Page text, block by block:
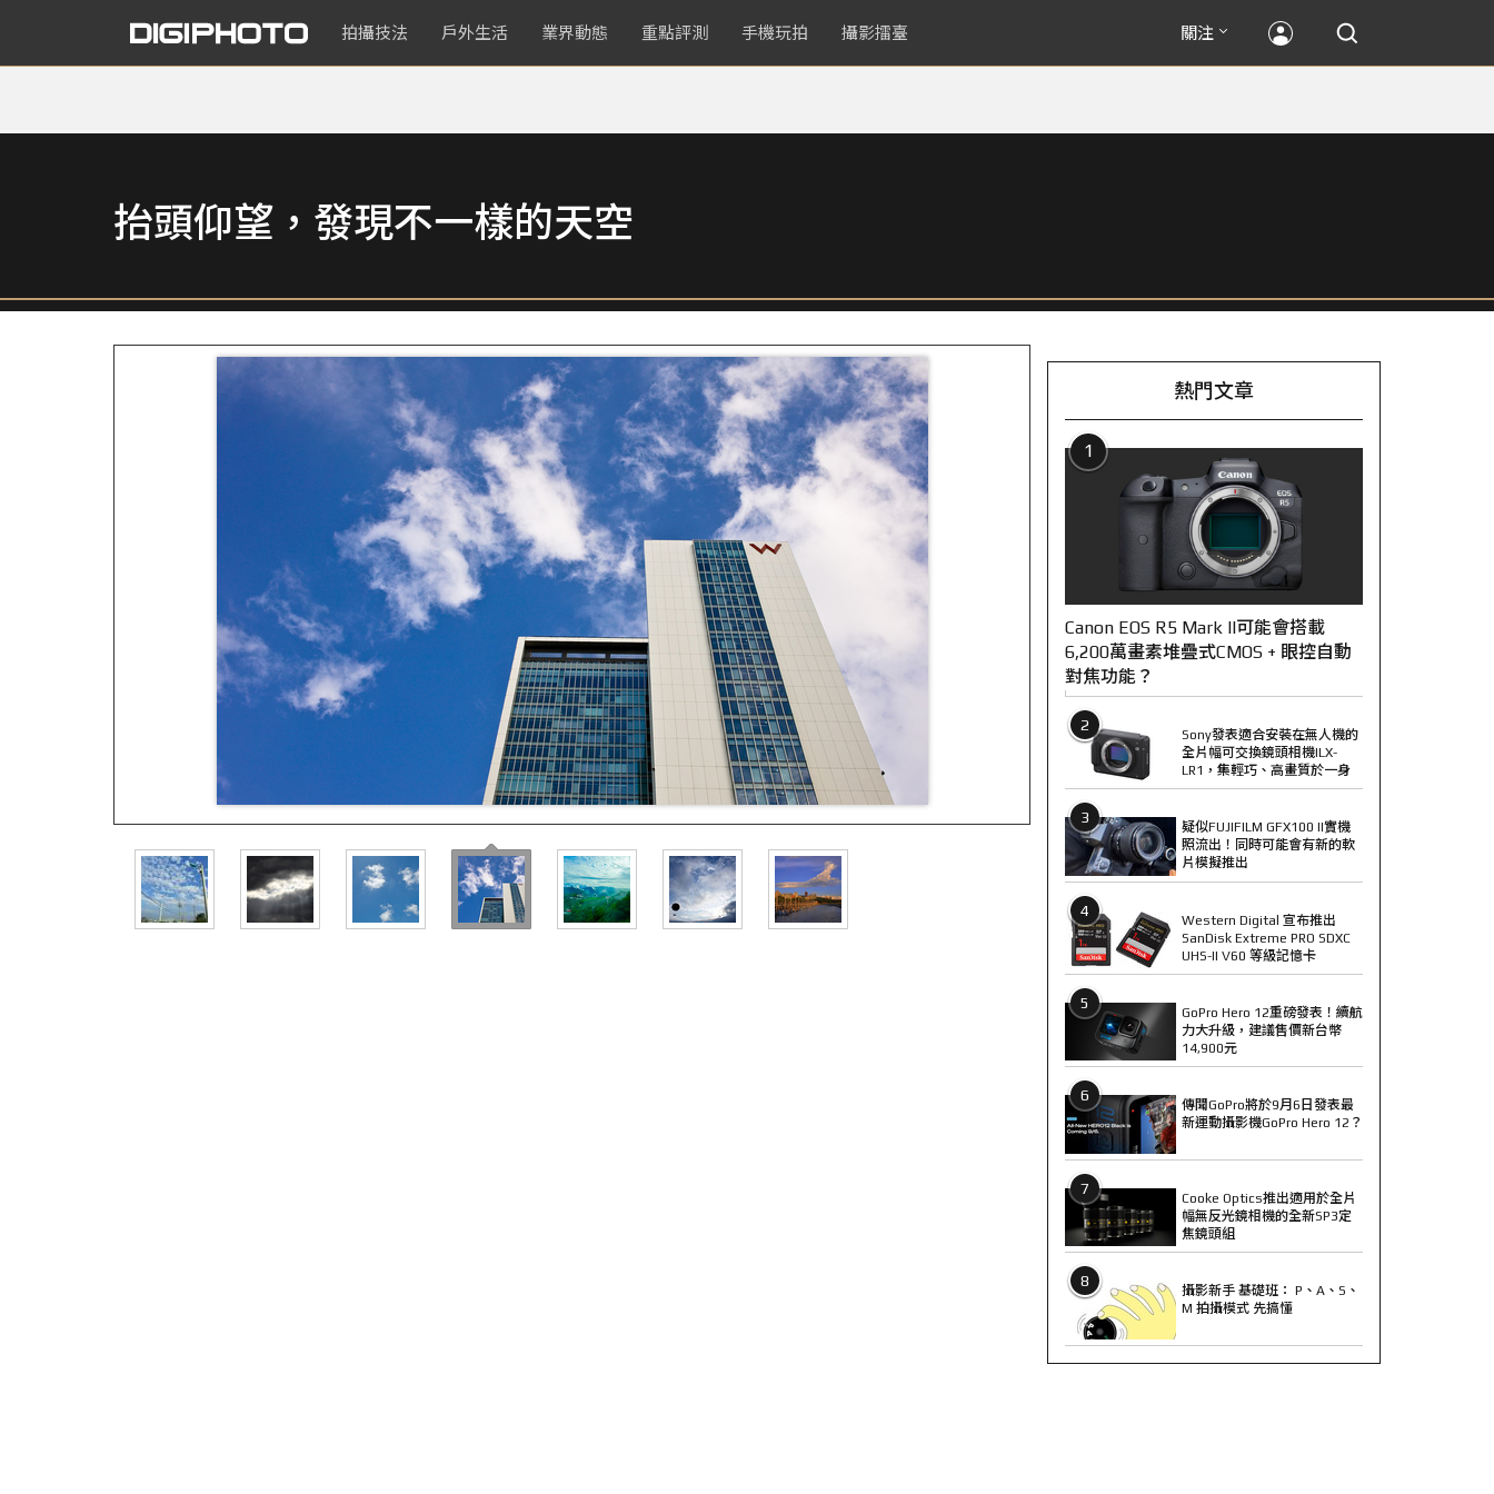
拍攝技法 戶外生活 業界動態 重點評測 手機玩拍 攝影擂臺 關注
抬頭仰望，發現不一樣的天空
熱門文章
1
Canon EOS R5 Mark II可能會搭載
6,200萬畫素堆疊式CMOS + 眼控自動
對焦功能？
2
Sony發表適合安裝在無人機的
全片幅可交換鏡頭相機ILX-
LR1，集輕巧、高畫質於一身
3
疑似FUJIFILM GFX100 II實機
照流出！同時可能會有新的軟
片模擬推出
4
Western Digital 宣布推出
SanDisk Extreme PRO SDXC
UHS-II V60 等級記憶卡
5
GoPro Hero 12重磅發表！續航
力大升級，建議售價新台幣
14,900元
6
傳聞GoPro將於9月6日發表最
新運動攝影機GoPro Hero 12？
7
Cooke Optics推出適用於全片
幅無反光鏡相機的全新SP3定
焦鏡頭組
8
攝影新手 基礎班： P、A、S、
M 拍攝模式 先搞懂